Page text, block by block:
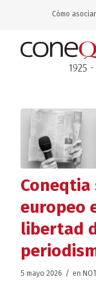
Cómo
europeo
libertad
5 mayo 2026 / en